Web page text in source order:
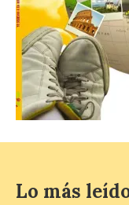
La Junta
jóvenes
para la
obras y
interés
con más de
euros de
6 Ago 2026
La
Lo más